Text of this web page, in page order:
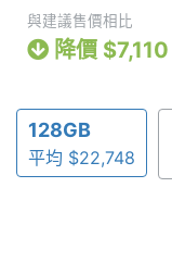
與建議售價相比
降價 $7,110
128GB
平均 $22,748